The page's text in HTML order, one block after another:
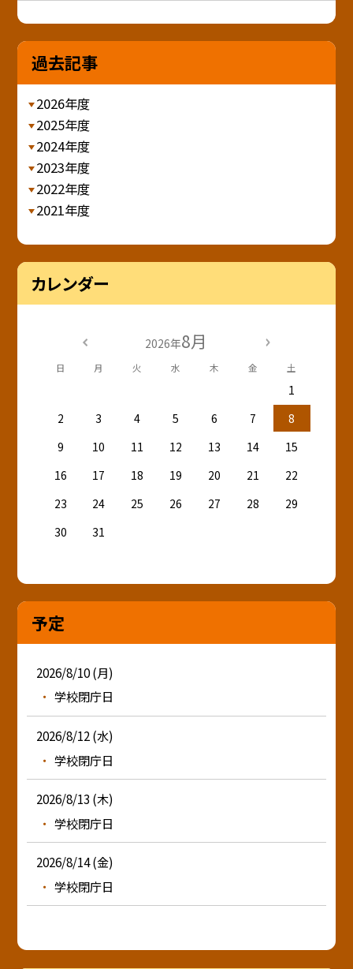
過去記事
2026年度
2025年度
2024年度
2023年度
2022年度
2021年度
カレンダー
2026年8月
日 月 火 水 木 金 土
1
2
3 4 5 6 7
8
9
10 11 12 13 14
15
16
17 18 19 20 21
22
23
24 25 26 27 28
29
30
31
予定
2026/8/10 (月)
学校閉庁日
2026/8/12 (水)
学校閉庁日
2026/8/13 (木)
学校閉庁日
2026/8/14 (金)
学校閉庁日